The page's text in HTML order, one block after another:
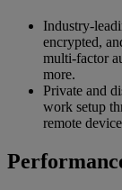
Industry-
encrypted,
multi-factor
more.
Private and
work setup
remote